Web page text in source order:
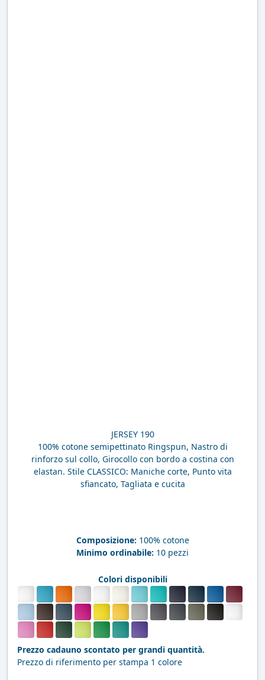
JERSEY 190
100% cotone semipettinato Ringspun, Nastro di
rinforzo sul collo, Girocollo con bordo a costina con
elastan. Stile CLASSICO: Maniche corte, Punto vita
sfiancato, Tagliata e cucita
Composizione: 100% cotone
Minimo ordinabile: 10 pezzi
Colori disponibili
Prezzo cadauno scontato per grandi quantità.
Prezzo di riferimento per stampa 1 colore